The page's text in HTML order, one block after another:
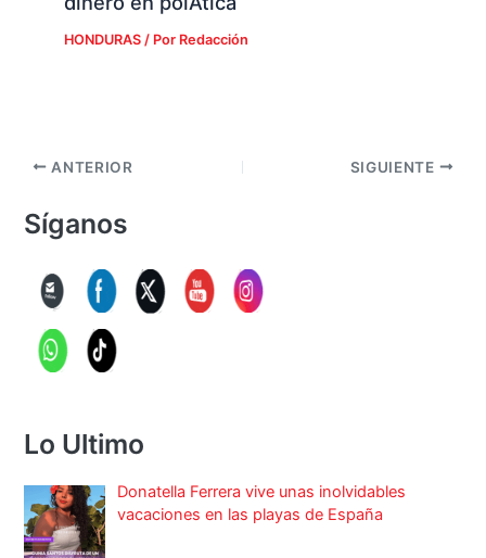
HONDURAS/ Por Redacción
ANTERIOR SIGUIENTE
Síganos
Lo Ultimo
Donatella Ferrera vive unas inolvidables
vacaciones en las playas de España